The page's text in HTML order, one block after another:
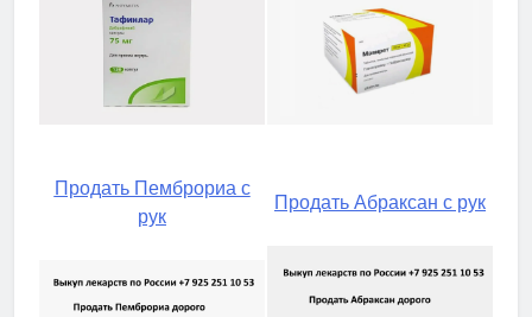
Продать Пемброриа с
рук
Продать Абраксан с рук